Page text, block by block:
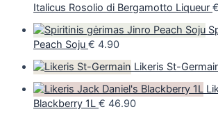
Italicus Rosolio di Bergamotto Liqueur €
Peach Soju € 4.90
Likeris St-
Blackberry 1L € 46.90